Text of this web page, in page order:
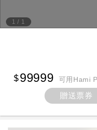
1 / 1
99999 可用Hami
贈送票券